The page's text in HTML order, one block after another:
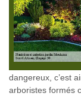
dangereux, c’est
arboristes formés